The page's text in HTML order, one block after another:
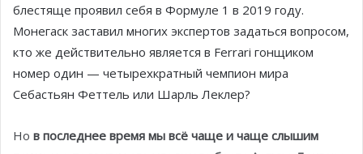
блестяще проявил себя в Формуле 1 в 2019 году.
Монегаск заставил многих экспертов задаться вопросом,
кто же действительно является в Ferrari гонщиком
номер один — четырехкратный чемпион мира
Себастьян Феттель или Шарль Леклер?
Но в последнее время мы всё чаще и чаще слышим